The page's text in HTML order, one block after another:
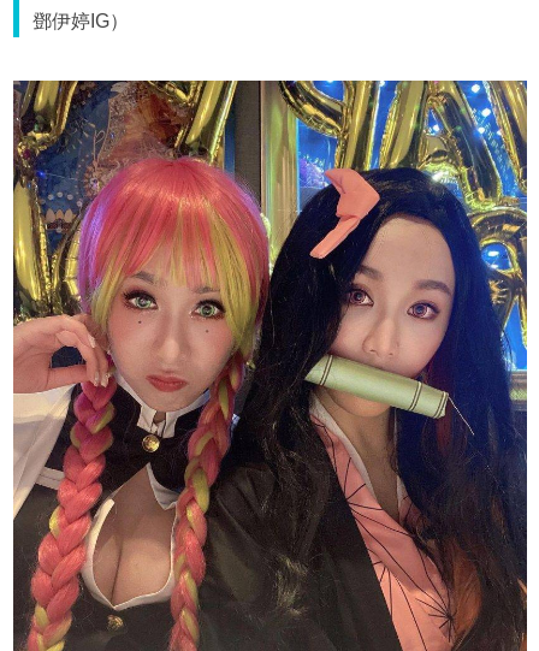
鄧伊婷IG）